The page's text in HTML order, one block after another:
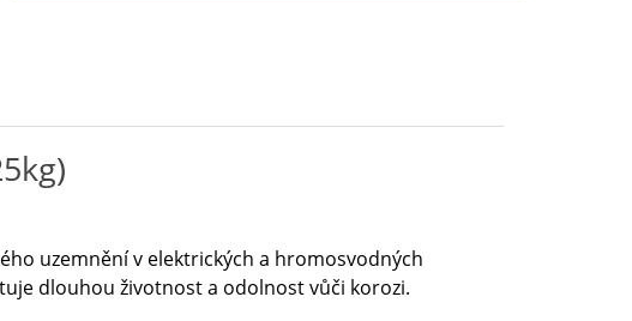
uzemnění v elektrických a hromosvodných
dlouhou životnost a odolnost vůči korozi.